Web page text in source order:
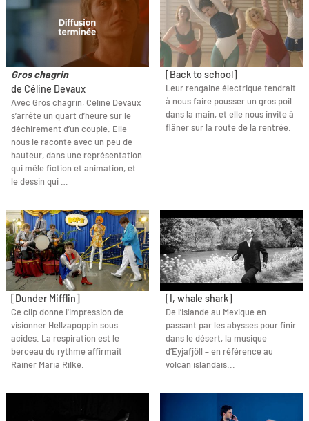
Gros chagrin
de Céline Devaux
Avec Gros chagrin, Céline Devaux
s’arrête un quart d’heure sur le
déchirement d’un couple. Elle
nous le raconte avec un peu de
hauteur, dans une représentation
qui mêle fiction et animation, et
le dessin qui …
[Back to school]
Leur rengaine électrique tendrait
à nous faire pousser un gros poil
dans la main, et elle nous invite à
flâner sur la route de la rentrée.
[Dunder Mifflin]
Ce clip donne l'impression de
visionner Hellzapoppin sous
acides. La respiration est le
berceau du rythme affirmait
Rainer Maria Rilke.
[I, whale shark]
De l’Islande au Mexique en
passant par les abysses pour finir
dans le désert, la musique
d’Eyjafjöll – en référence au
volcan islandais...